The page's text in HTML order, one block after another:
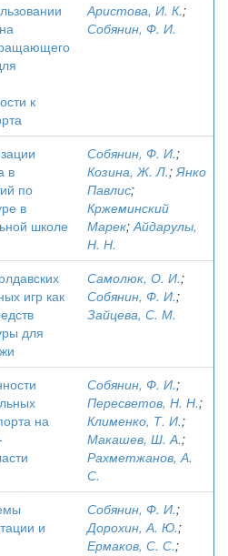
к
Аристова, И. К.;
Собянин, Ф. И.
в
по
в
школе
Собянин, Ф. И.;
Козина, Ж. Л.;Янко
Павлис;
Кржеминский
Марек;Айдарулы,
Н. Н.
игр как
для
Самолюк, О. И.;
Собянин, Ф. И.;
Зайцева, С. М.
на
Собянин, Ф. И.;
Пересветов, Н. Н.;
Клименко, Т. И.;
Макашев, Ш. А.;
Рахметжанов, А.
С.
и
Собянин, Ф. И.;
Дорохин, А. Ю.;
Ермаков, С. С.;